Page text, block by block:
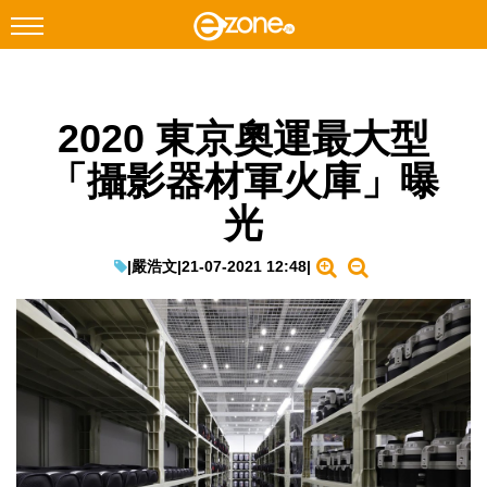
Facebook Instagram
教學評測
EduTech
IT Times
生成式AI與雲端應用
Enterprise Digital Transformation
2020 東京奧運最大型
「攝影器材軍火庫」曝
光
|嚴浩文|21-07-2021 12:48|